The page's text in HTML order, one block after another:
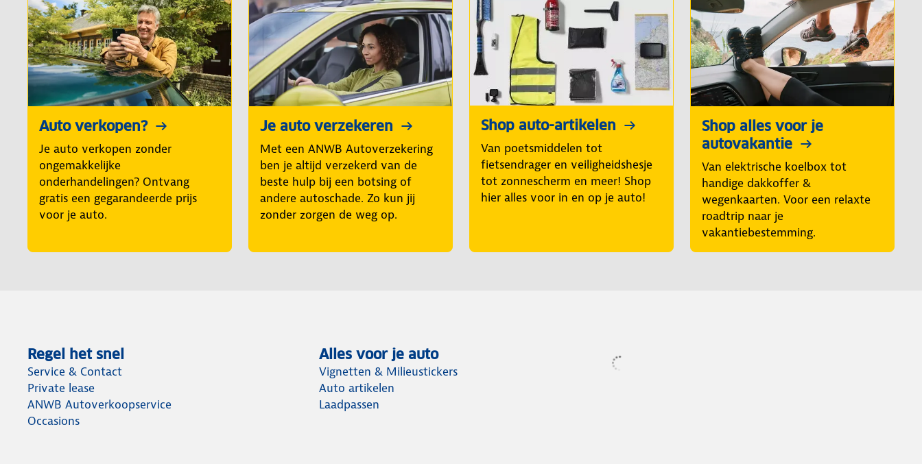
Auto verkopen?
Je auto verkopen zonder
ongemakkelijke
onderhandelingen? Ontvang
gratis een gegarandeerde prijs
voor je auto.
Je auto verzekeren
Met een ANWB Autoverzekering
ben je altijd verzekerd van de
beste hulp bij een botsing of
andere autoschade. Zo kun jij
zonder zorgen de weg op.
Shop auto-artikelen
Van poetsmiddelen tot
fietsendrager en veiligheidshesje
tot zonnescherm en meer! Shop
hier alles voor in en op je auto!
Shop alles voor je
autovakantie
Van elektrische koelbox tot
handige dakkoffer &
wegenkaarten. Voor een relaxte
roadtrip naar je
vakantiebestemming.
Regel het snel
Service & Contact
Private lease
ANWB Autoverkoopservice
Occasions
Alles voor je auto
Vignetten & Milieustickers
Auto artikelen
Laadpassen